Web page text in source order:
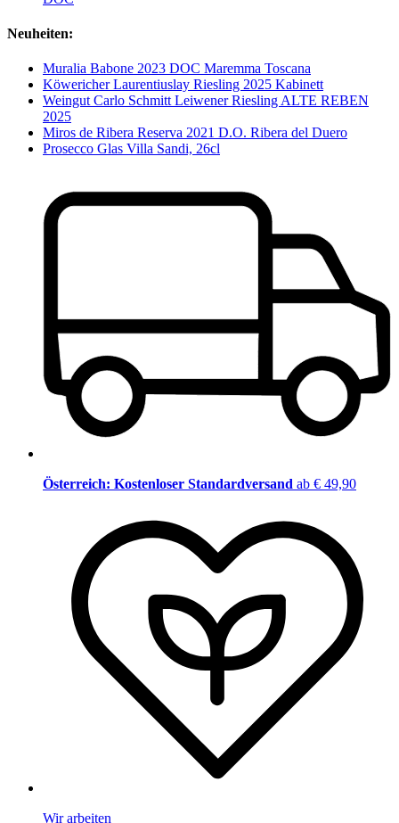
Neuheiten:
Muralia Babone 2023 DOC Maremma Toscana
Köwericher Laurentiuslay Riesling 2025 Kabinett
Weingut Carlo Schmitt Leiwener Riesling ALTE REBEN
2025
Miros de Ribera Reserva 2021 D.O. Ribera del Duero
Prosecco Glas Villa Sandi, 26cl
Österreich: Kostenloser Standardversand ab € 49,90
Wir arbeiten